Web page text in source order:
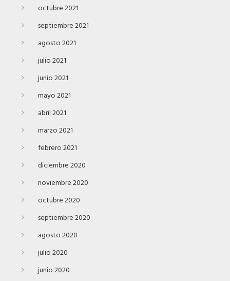
octubre 2021
septiembre 2021
agosto 2021
julio 2021
junio 2021
mayo 2021
abril 2021
marzo 2021
febrero 2021
diciembre 2020
noviembre 2020
octubre 2020
septiembre 2020
agosto 2020
julio 2020
junio 2020